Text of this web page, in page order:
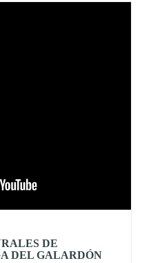
DE
DEL GALARDÓN